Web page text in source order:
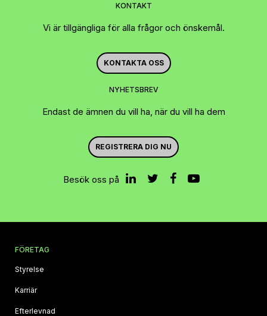
KONTAKT
Vi är tillgängliga för alla frågor och önskemål.
KONTAKTA OSS
NYHETSBREV
Endast de ämnen du vill ha, när du vill ha dem
REGISTRERA DIG NU
Besök oss på
FÖRETAG
Styrelse
Karriär
Efterlevnad